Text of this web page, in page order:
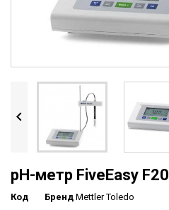

pH-метр FiveEasy F20
Код Бренд Mettler Toledo